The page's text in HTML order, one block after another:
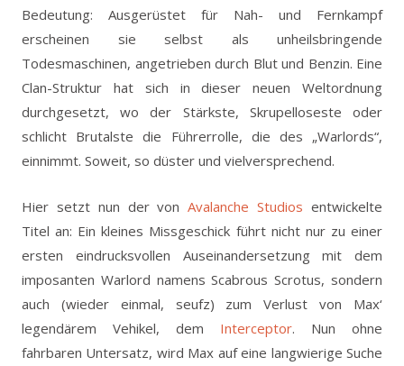
Bedeutung: Ausgerüstet für Nah- und Fernkampf
erscheinen sie selbst als unheilsbringende
Todesmaschinen, angetrieben durch Blut und Benzin. Eine
Clan-Struktur hat sich in dieser neuen Weltordnung
durchgesetzt, wo der Stärkste, Skrupelloseste oder
schlicht Brutalste die Führerrolle, die des „Warlords“,
einnimmt. Soweit, so düster und vielversprechend.
Hier setzt nun der vonAvalanche Studios entwickelte
Titel an: Ein kleines Missgeschick führt nicht nur zu einer
ersten eindrucksvollen Auseinandersetzung mit dem
imposanten Warlord namens Scabrous Scrotus, sondern
auch (wieder einmal, seufz) zum Verlust von Max‘
legendärem Vehikel, dem Interceptor. Nun ohne
fahrbaren Untersatz, wird Max auf eine langwierige Suche